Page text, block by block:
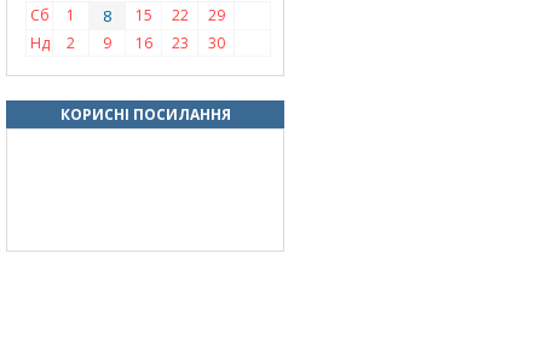
Сб
1 8 15 22
29
Нд
2 9 16 23 30
КОРИСНІ ПОСИЛАННЯ